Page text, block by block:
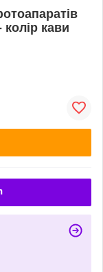
колір кави